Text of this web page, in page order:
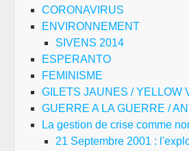
CORONAVIRUS
ENVIRONNEMENT
SIVENS 2014
ESPERANTO
FEMINISME
GILETS JAUNES / YELLOW
GUERRE A LA GUERRE /
La gestion de crise comme
21 Septembre 2001 :